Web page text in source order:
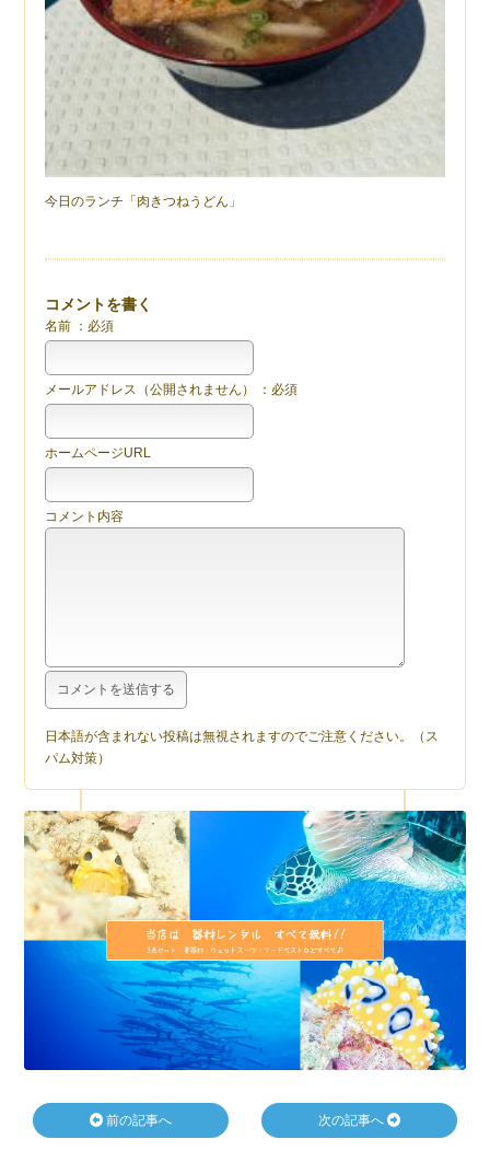
今日のランチ「肉きつねうどん」
コメントを書く
名前 ：必須
メールアドレス（公開されません） ：必須
ホームページURL
コメント内容
日本語が含まれない投稿は無視されますのでご注意ください。（ス
パム対策）
前の記事へ 次の記事へ